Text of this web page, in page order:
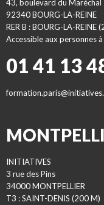
43, boulevard du Maréchal
92340 BOURG-LA-REINE
RER B : BOURG-LA-REINE
Accessible aux personnes
01 41 13
INITIATIVES
3 rue des Pins
34000 MONTPELLIER
T3 : SAINT-DENIS (200 M)